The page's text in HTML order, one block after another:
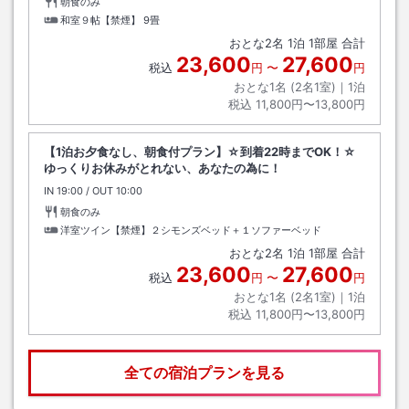
和室９帖【禁煙】
9畳
おとな2名 1泊 1部屋 合計
税込 23,600円 〜 27,600円
おとな1名 (2名1室)｜ 1泊
税込 11,800円〜13,800円
【1泊お夕食なし、朝食付プラン】☆到着22時までOK！☆
ゆっくりお休みがとれない、あなたの為に！
IN チェックイン
19:00 / OUT チェックアウト
10:00
朝食のみ
洋室ツイン【禁煙】２シモンズベッド＋１ソファーベッド
おとな2名 1泊 1部屋 合計
税込 23,600円 〜 27,600円
おとな1名 (2名1室)｜ 1泊
税込 11,800円〜13,800円
全ての宿泊プランを見る